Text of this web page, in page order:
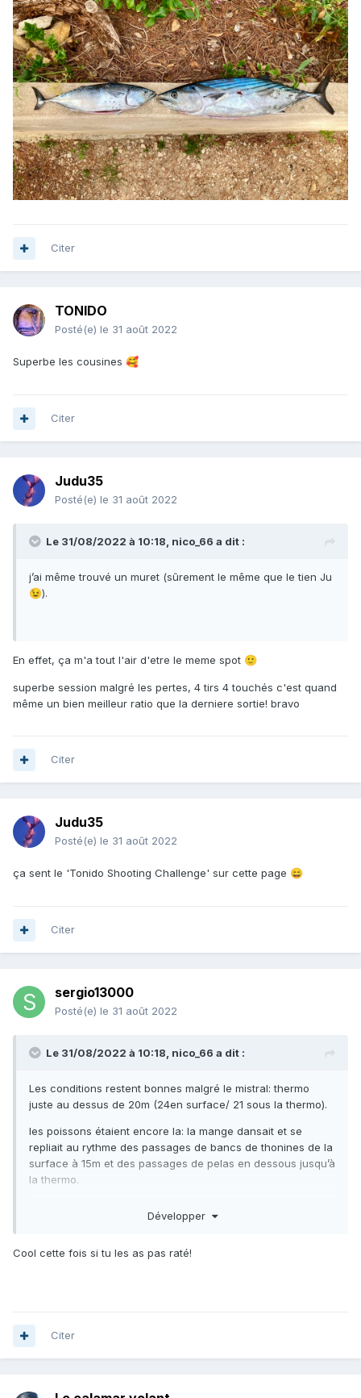
Citer
TONIDO
Posté(e) le 31 août 2022
Superbe les cousines 🥰
Citer
Judu35
Posté(e) le 31 août 2022
Le 31/08/2022 à 10:18, nico_66 a dit :
j’ai même trouvé un muret (sûrement le même que le tien Ju
😉).
En effet, ça m'a tout l'air d'etre le meme spot 🙂
superbe session malgré les pertes, 4 tirs 4 touchés c'est quand
même un bien meilleur ratio que la derniere sortie! bravo
Citer
Judu35
Posté(e) le 31 août 2022
ça sent le 'Tonido Shooting Challenge' sur cette page 😄
Citer
sergio13000
Posté(e) le 31 août 2022
Le 31/08/2022 à 10:18, nico_66 a dit :
Les conditions restent bonnes malgré le mistral: thermo
juste au dessus de 20m (24en surface/ 21 sous la thermo).
les poissons étaient encore la: la mange dansait et se
repliait au rythme des passages de bancs de thonines de la
surface à 15m et des passages de pelas en dessous jusqu’à
la thermo.
mais une thonine et une pela correcte mises au sec. Je
que le tien Ju 😉 ).
Développer
Cool cette fois si tu les as pas raté!
Citer